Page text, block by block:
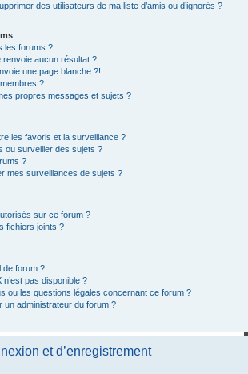
des utilisateurs de ma liste d’amis ou d’ignorés ?
les forums ?
renvoie aucun résultat ?
une page blanche ?!
?
propres messages et sujets ?
les favoris et la surveillance ?
ou surveiller des sujets ?
?
mes surveillances de sujets ?
sur ce forum ?
fichiers joints ?
de forum ?
n’est pas disponible ?
ou les questions légales concernant ce forum ?
un administrateur du forum ?
et d’enregistrement